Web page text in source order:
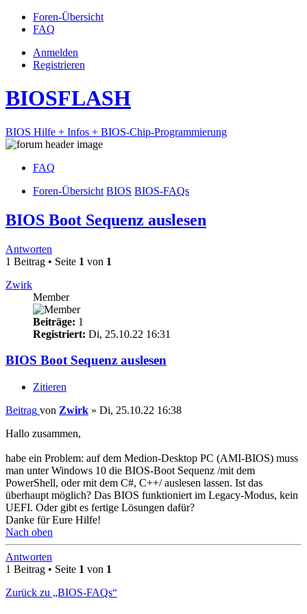
Foren-Übersicht
FAQ
Anmelden
Registrieren
BIOSFLASH
BIOS Hilfe + Infos + BIOS-Chip-Programmierung
FAQ
Foren-Übersicht BIOS BIOS-FAQs
BIOS Boot Sequenz auslesen
Antworten
1 Beitrag • Seite 1 von 1
Zwirk
Member
Beiträge: 1
Registriert: Di, 25.10.22 16:31
BIOS Boot Sequenz auslesen
Zitieren
Beitrag von Zwirk » Di, 25.10.22 16:38
Hallo zusammen,
habe ein Problem: auf dem Medion-Desktop PC (AMI-BIOS) muss
man unter Windows 10 die BIOS-Boot Sequenz /mit dem
PowerShell, oder mit dem C#, C++/ auslesen lassen. Ist das
überhaupt möglich? Das BIOS funktioniert im Legacy-Modus, kein
UEFI. Oder gibt es fertige Lösungen dafür?
Danke für Eure Hilfe!
Nach oben
Antworten
1 Beitrag • Seite 1 von 1
Zurück zu „BIOS-FAQs“